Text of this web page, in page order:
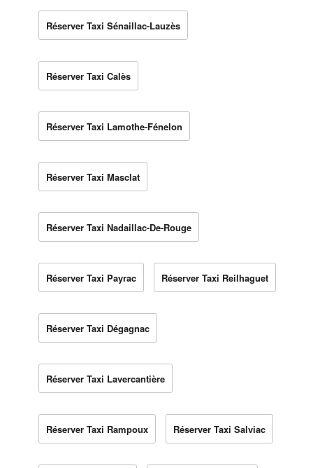
Réserver Taxi Sénaillac-Lauzès
Réserver Taxi Calès
Réserver Taxi Lamothe-Fénelon
Réserver Taxi Masclat
Réserver Taxi Nadaillac-De-Rouge
Réserver Taxi Payrac Réserver Taxi Reilhaguet
Réserver Taxi Dégagnac
Réserver Taxi Lavercantière
Réserver Taxi Rampoux Réserver Taxi Salviac